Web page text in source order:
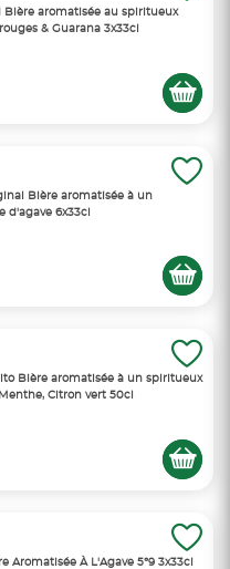
Bière aromatisée au spiritueux
& Guarana 3x33cl
Bière aromatisée à un
d'agave 6x33cl
Bière aromatisée à un spiritueux
Citron vert 50cl
Aromatisée À L'Agave 5°9 3x33cl